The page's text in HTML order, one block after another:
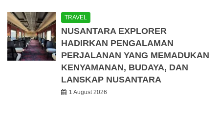
TRAVEL
NUSANTARA EXPLORER
HADIRKAN PENGALAMAN
PERJALANAN YANG MEMADUKAN
KENYAMANAN, BUDAYA, DAN
LANSKAP NUSANTARA
1 August 2026